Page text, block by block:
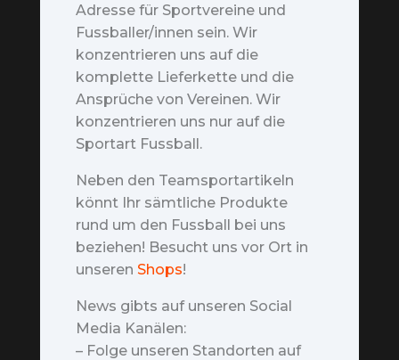
Adresse für Sportvereine und
Fussballer/innen sein. Wir
konzentrieren uns auf die
komplette Lieferkette und die
Ansprüche von Vereinen. Wir
konzentrieren uns nur auf die
Sportart Fussball.
Neben den Teamsportartikeln
könnt Ihr sämtliche Produkte
rund um den Fussball bei uns
beziehen! Besucht uns vor Ort in
unseren Shops!
News gibts auf unseren Social
Media Kanälen:
– Folge unseren Standorten auf